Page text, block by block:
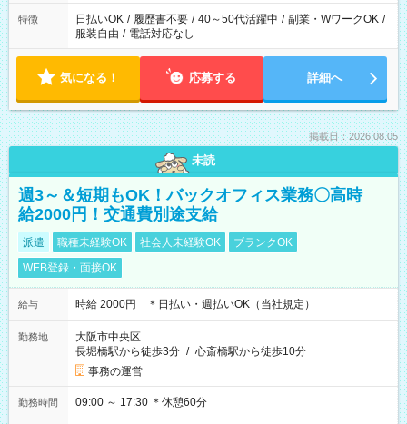
特徴 日払いOK / 履歴書不要 / 40～50代活躍中 / 副業・WワークOK /
服装自由 / 電話対応なし
気になる！ 応募する 詳細へ
掲載日：2026.08.05
未読
週3～＆短期もOK！バックオフィス業務〇高時
給2000円！交通費別途支給
派遣 職種未経験OK 社会人未経験OK
ブランクOK
WEB登録・面接OK
給与 時給 2000円 ＊日払い・週払いOK（当社規定）
勤務地
大阪市中央区
長堀橋駅から徒歩3分 / 心斎橋駅から徒歩10分
事務の運営
勤務時間 09:00 ～ 17:30 ＊休憩60分